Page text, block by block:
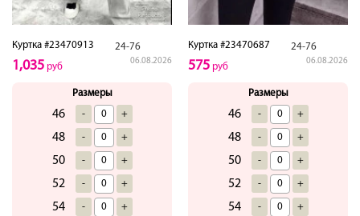
Куртка #23470913 24-76
06.08.2026
1,035 руб
Размеры
46 - +
48 - +
50 - +
52 - +
54 - +
Куртка #23470687 24-76
06.08.2026
575 руб
Размеры
46 - +
48 - +
50 - +
52 - +
54 - +